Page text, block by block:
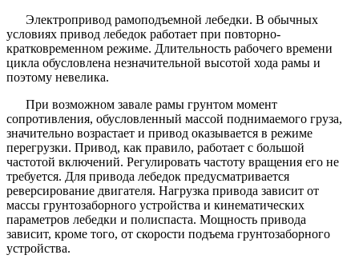
Электропривод рамоподъемной лебедки. В обычных
условиях привод лебедок работает при повторно-
кратковременном режиме. Длительность рабочего времени
цикла обусловлена незначительной высотой хода рамы и
поэтому невелика.
При возможном завале рамы грунтом момент
сопротивления, обусловленный массой поднимаемого груза,
значительно возрастает и привод оказывается в режиме
перегрузки. Привод, как правило, работает с большой
частотой включений. Регулировать частоту вращения его не
требуется. Для привода лебедок предусматривается
реверсирование двигателя. Нагрузка привода зависит от
массы грунтозаборного устройства и кинематических
параметров лебедки и полиспаста. Мощность привода
зависит, кроме того, от скорости подъема грунтозаборного
устройства.